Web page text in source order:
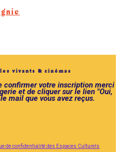
vivants & cinémas
confirmer votre inscription merci
et de cliquer sur le lien "Oui,
mail que vous avez reçus.
de confidentialité des Espaces Culturels